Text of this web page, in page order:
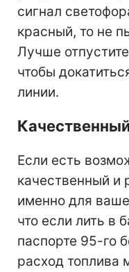
сигнал
красный, то не
Лучше
чтобы
линии.
Если есть
качественный и
именно для
что если лить в
паспорте 95-го
расход топлива